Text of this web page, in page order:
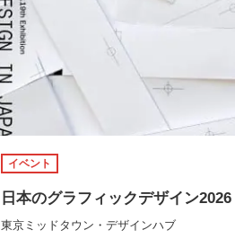
イベント
日本のグラフィックデザイン2026
東京ミッドタウン・デザインハブ